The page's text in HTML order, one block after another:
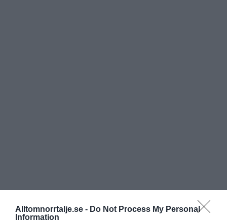
Alltomnorrtalje.se - Do Not Process My Personal
Information